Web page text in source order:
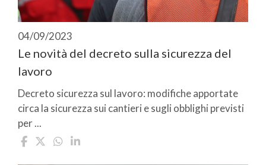
04/09/2023
Le novità del decreto sulla sicurezza del
lavoro
Decreto sicurezza sul lavoro: modifiche apportate
circa la sicurezza sui cantieri e sugli obblighi previsti
per ...